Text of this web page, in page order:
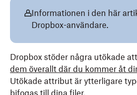
Informationen i den här
Dropbox-användare.
Dropbox stöder några utökade
dem överallt där du kommer åt
Utökade attribut är ytterligare
bifogas till dina filer.